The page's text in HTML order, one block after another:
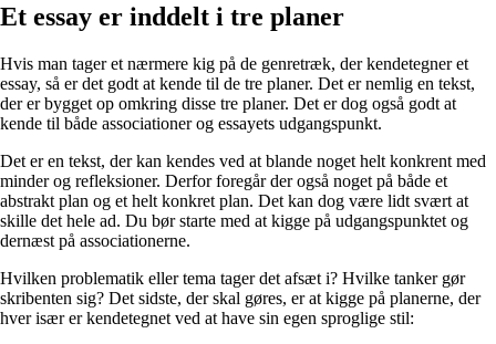
Et essay er inddelt i tre planer
Hvis man tager et nærmere kig på de genretræk, der kendetegner et
essay, så er det godt at kende til de tre planer. Det er nemlig en tekst,
der er bygget op omkring disse tre planer. Det er dog også godt at
kende til både associationer og essayets udgangspunkt.
Det er en tekst, der kan kendes ved at blande noget helt konkrent med
minder og refleksioner. Derfor foregår der også noget på både et
abstrakt plan og et helt konkret plan. Det kan dog være lidt svært at
skille det hele ad. Du bør starte med at kigge på udgangspunktet og
dernæst på associationerne.
Hvilken problematik eller tema tager det afsæt i? Hvilke tanker gør
skribenten sig? Det sidste, der skal gøres, er at kigge på planerne, der
hver især er kendetegnet ved at have sin egen sproglige stil: